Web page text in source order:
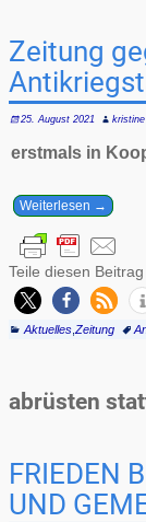
Zeitung
25. August 2021 kristine
erstmals in
Weiterlesen →
Teile diesen Beitrag
Aktuelles, Zeitung
abrüsten
FRIEDEN
UND